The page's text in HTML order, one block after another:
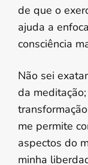
de que o
ajuda a
consciência
Não sei
da
me permite
aspectos do
minha